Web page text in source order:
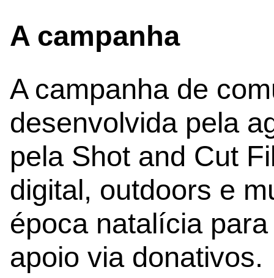
A campanha
A campanha de
desenvolvida pela
pela Shot and Cut
digital, outdoors e
época natalícia
apoio via donativos.